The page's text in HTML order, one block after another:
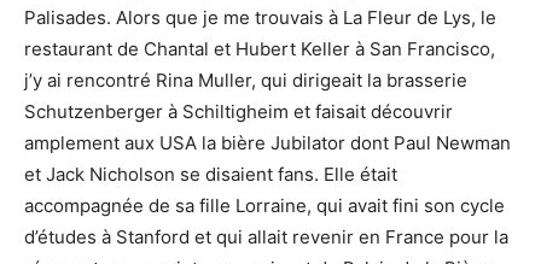
Palisades. Alors que je me trouvais à La Fleur de Lys, le
restaurant de Chantal et Hubert Keller à San Francisco,
j’y ai rencontré Rina Muller, qui dirigeait la brasserie
Schutzenberger à Schiltigheim et faisait découvrir
amplement aux USA la bière Jubilator dont Paul Newman
et Jack Nicholson se disaient fans. Elle était
accompagnée de sa fille Lorraine, qui avait fini son cycle
d’études à Stanford et qui allait revenir en France pour la